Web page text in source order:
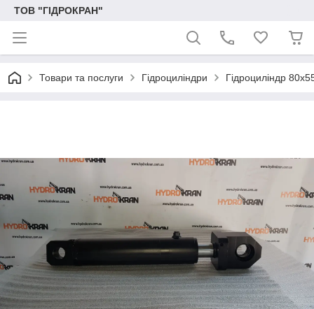
ТОВ "ГІДРОКРАН"
Товари та послуги Гідроциліндри Гідроциліндр